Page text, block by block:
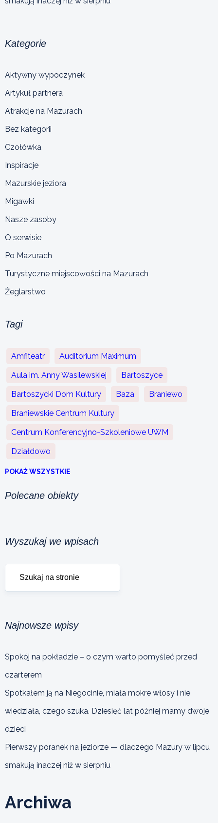
Kategorie
Aktywny wypoczynek
Artykuł partnera
Atrakcje na Mazurach
Bez kategorii
Czołówka
Inspiracje
Mazurskie jeziora
Migawki
Nasze zasoby
O serwisie
Po Mazurach
Turystyczne miejscowości na Mazurach
Żeglarstwo
Tagi
Amfiteatr Auditorium Maximum
Aula im. Anny Wasilewskiej Bartoszyce
Bartoszycki Dom Kultury Baza Braniewo
Braniewskie Centrum Kultury
Centrum Konferencyjno-Szkoleniowe UWM
Działdowo
POKAŻ WSZYSTKIE
Polecane obiekty
Wyszukaj we wpisach
Najnowsze wpisy
Spokój na pokładzie – o czym warto pomyśleć przed
czarterem
Spotkałem ją na Niegocinie, miała mokre włosy i nie
wiedziała, czego szuka. Dziesięć lat później mamy dwoje
dzieci
Pierwszy poranek na jeziorze — dlaczego Mazury w lipcu
smakują inaczej niż w sierpniu
Archiwa